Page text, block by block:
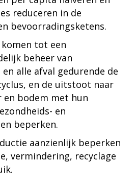
reduceren in de
bevoorradingsketens.
komen tot een
beheer van
alle afval gedurende de
en de uitstoot naar
en bodem met hun
en
beperken.
aanzienlijk beperken
vermindering, recyclage